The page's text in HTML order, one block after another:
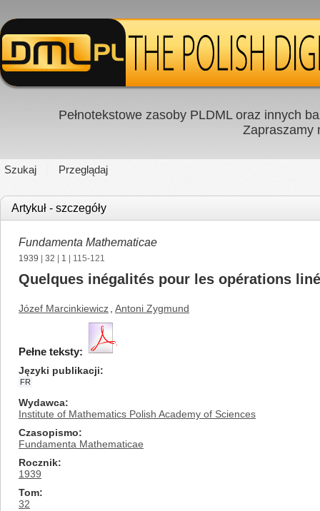
Pełnotekstowe zasoby PLDML oraz innych
Zapraszamy
Szukaj Przeglądaj
Artykuł - szczegóły
Fundamenta Mathematicae
1939 32 1 | 115-121
Quelques inégalités pour les opérations
Józef Marcinkiewicz Antoni Zygmund
Pełne teksty:
Języki publikacji
FR
Wydawca
Institute of Mathematics Polish Academy of Sciences
Czasopismo
Fundamenta Mathematicae
Rocznik
1939
Tom
32